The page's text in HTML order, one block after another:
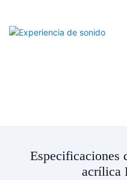
Especificaciones
acrílica